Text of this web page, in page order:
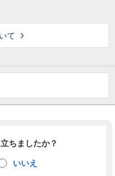
て
ちましたか？
いいえ